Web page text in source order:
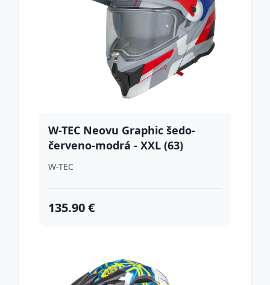
W-TEC Neovu Graphic šedo-
červeno-modrá - XXL (63)
W-TEC
135.90 €